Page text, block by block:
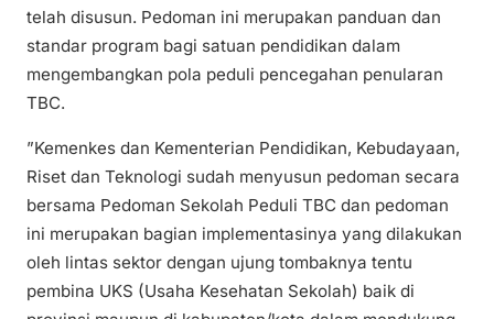
telah disusun. Pedoman ini merupakan panduan dan
standar program bagi satuan pendidikan dalam
mengembangkan pola peduli pencegahan penularan
TBC.
”Kemenkes dan Kementerian Pendidikan, Kebudayaan,
Riset dan Teknologi sudah menyusun pedoman secara
bersama Pedoman Sekolah Peduli TBC dan pedoman
ini merupakan bagian implementasinya yang dilakukan
oleh lintas sektor dengan ujung tombaknya tentu
pembina UKS (Usaha Kesehatan Sekolah) baik di